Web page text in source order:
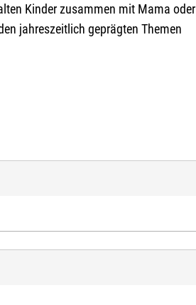
Kinder zusammen mit Mama oder
jahreszeitlich geprägten Themen